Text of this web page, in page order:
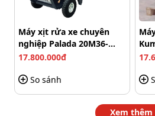
Điều này đảm bảo máy có tuổi
định, bền bỉ theo thời gian,
bảo trì và thay thế.
Bộ phụ kiện đi
cầm tay Hitachi 199V
Máy xịt rửa xe chuyên
nghiệp Palada 20M36-
7.5T4
17.800.000đ
So sánh
Xem thêm